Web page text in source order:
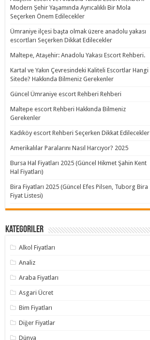
Modern Şehir Yaşamında Ayrıcalıklı Bir Mola
Seçerken Önem Edilecekler
Ümraniye ilçesi başta olmak üzere anadolu yakası
escortları Seçerken Dikkat Edilecekler
Maltepe, Ataşehir: Anadolu Yakası Escort Rehberi.
Kartal ve Yakın Çevresindeki Kaliteli Escortlar Hangi
Sitede? Hakkında Bilmeniz Gerekenler
Güncel Ümraniye escort Rehberi Rehberi
Maltepe escort Rehberi Hakkında Bilmeniz
Gerekenler
Kadıköy escort Rehberi Seçerken Dikkat Edilecekler
Amerikalılar Paralarını Nasıl Harcıyor? 2025
Bursa Hal Fiyatları 2025 (Güncel Hikmet Şahin Kent
Hal Fiyatları)
Bira Fiyatları 2025 (Güncel Efes Pilsen, Tuborg Bira
Fiyat Listesi)
Kategoriler
Alkol Fiyatları
Analiz
Araba Fiyatları
Asgari Ücret
Bim Fiyatları
Diğer Fiyatlar
Dünya